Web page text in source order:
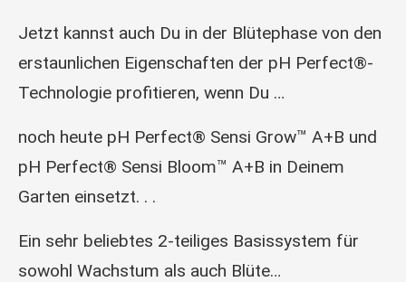
Jetzt kannst auch Du in der Blütephase von den
erstaunlichen Eigenschaften der pH Perfect®-
Technologie profitieren, wenn Du …
noch heute pH Perfect® Sensi Grow™ A+B und
pH Perfect® Sensi Bloom™ A+B in Deinem
Garten einsetzt. . .
Ein sehr beliebtes 2-teiliges Basissystem für
sowohl Wachstum als auch Blüte…